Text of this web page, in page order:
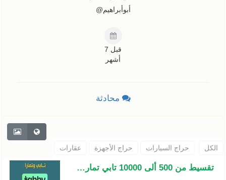
أبوأبراهيم@
قبل 7
أشهر
محادثة
الكل حراج السيارات حراج الأجهزة عقارات
تقسيط من 500 ألى 10000 تابي تمارا.